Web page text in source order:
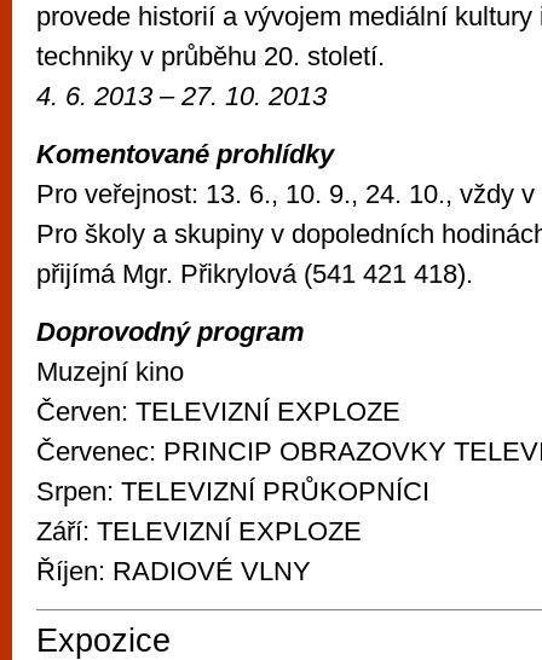
provede historií a vývojem mediální kultury
techniky v průběhu 20. století.
4. 6. 2013 – 27. 10. 2013
Komentované prohlídky
Pro veřejnost: 13. 6., 10. 9., 24. 10., vždy
Pro školy a skupiny v dopoledních
přijímá Mgr. Přikrylová (541 421 418).
Doprovodný program
Muzejní kino
Červen: TELEVIZNÍ EXPLOZE
Červenec: PRINCIP OBRAZOVKY
Srpen: TELEVIZNÍ PRŮKOPNÍCI
Září: TELEVIZNÍ EXPLOZE
Říjen: RADIOVÉ VLNY
Expozice